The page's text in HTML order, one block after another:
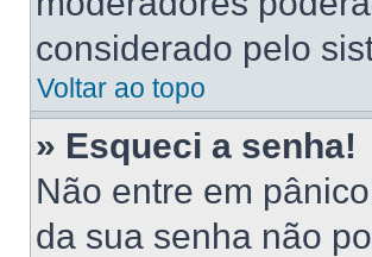
considerado pelo
Voltar ao topo
» Esqueci a senha!
Não entre em
da sua senha não